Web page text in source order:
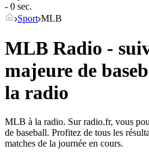
- 0 sec.
Sport MLB
MLB Radio -
majeure de
la radio
MLB à la radio. Sur radio.fr, vous
de baseball. Profitez de tous les
matches de la journée en cours.